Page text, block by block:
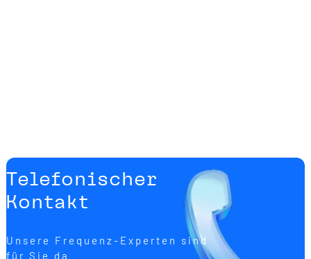
Telefonischer
Kontakt
Unsere Frequenz-Experten sind
für Sie da